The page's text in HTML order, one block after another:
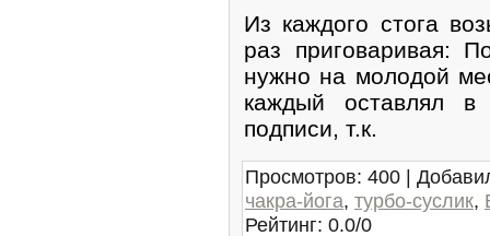
Из каждого стога
раз приговаривая:
нужно на молодой
каждый оставлял
подписи, т.к.
Просмотров: 400 |
чакра-йога, турбо-суслик,
Рейтинг: 0.0/0